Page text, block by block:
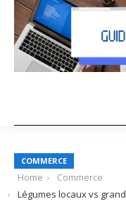
COMMERCE
Home
Commerce
Légumes locaux vs